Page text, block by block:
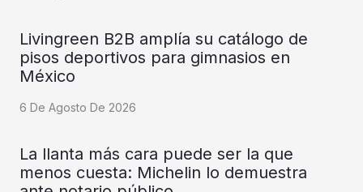
Livingreen B2B amplía su catálogo de
pisos deportivos para gimnasios en
México
6 De Agosto De 2026
La llanta más cara puede ser la que
menos cuesta: Michelin lo demuestra